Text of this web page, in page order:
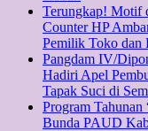
Terungkap! Motif
Counter HP
Pemilik Toko dan
Pangdam IV/
Hadiri Apel
Tapak Suci di
Program Tahunan
Bunda PAUD